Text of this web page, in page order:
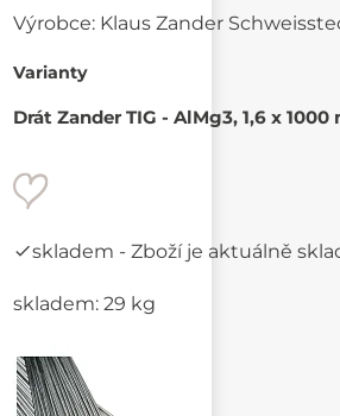
Výrobce: Klaus Zander
Varianty
Drát Zander TIG - AlMg3, 1,6 x 1000
skladem - Zboží je aktuálně
skladem: 29 kg